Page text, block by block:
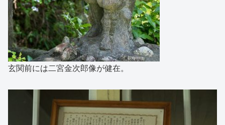
玄関前には二宮金次郎像が健在。